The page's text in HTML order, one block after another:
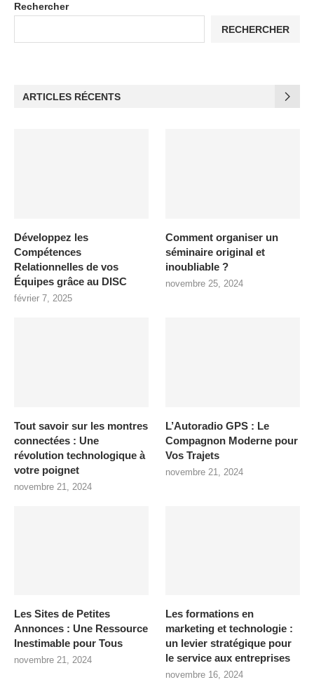
Rechercher
RECHERCHER
ARTICLES RÉCENTS
Développez les
Compétences
Relationnelles de vos
Équipes grâce au DISC
février 7, 2025
Comment organiser un
séminaire original et
inoubliable ?
novembre 25, 2024
Tout savoir sur les montres
connectées : Une
révolution technologique à
votre poignet
novembre 21, 2024
L’Autoradio GPS : Le
Compagnon Moderne pour
Vos Trajets
novembre 21, 2024
Les Sites de Petites
Annonces : Une Ressource
Inestimable pour Tous
novembre 21, 2024
Les formations en
marketing et technologie :
un levier stratégique pour
le service aux entreprises
novembre 16, 2024